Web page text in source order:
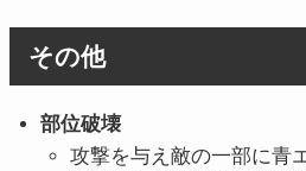
その他
部位破壊
攻撃を与え敵の一部に青